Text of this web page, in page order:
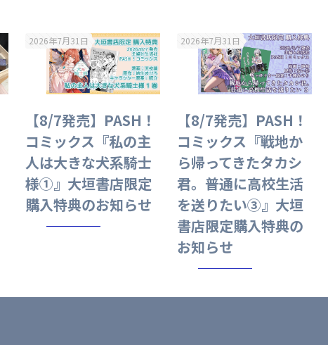
2026年7月31日
【8/7発売】PASH！
コミックス『私の主
人は大きな犬系騎士
様①』大垣書店限定
購入特典のお知らせ
2026年7月31日
【8/7発売】PASH！
コミックス『戦地か
ら帰ってきたタカシ
君。普通に高校生活
を送りたい③』大垣
書店限定購入特典の
お知らせ